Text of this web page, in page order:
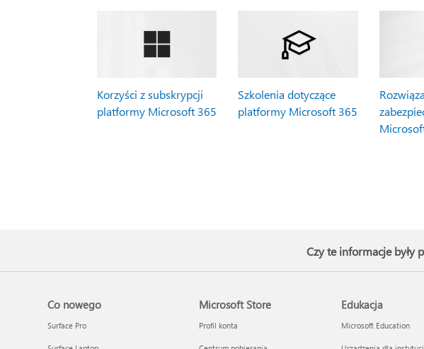
Korzyści z subskrypcji
platformy Microsoft 365
Szkolenia dotyczące
platformy Microsoft 365
Czy te informacje były
Co nowego
Surface Pro
Microsoft Store
Profil konta
Edukacja
Microsoft Education